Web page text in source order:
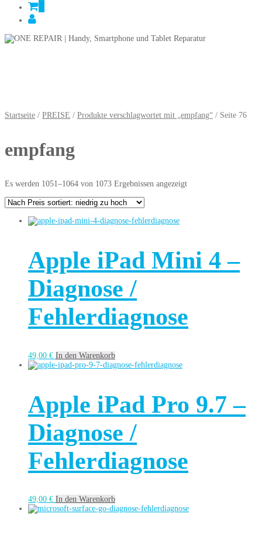
Startseite / PREISE / Produkte verschlagwortet mit „empfang“ / Seite 76
empfang
Es werden 1051–1064 von 1073 Ergebnissen angezeigt
Apple iPad Mini 4 –
Diagnose /
Fehlerdiagnose
49,00 € In den Warenkorb
Apple iPad Pro 9.7 –
Diagnose /
Fehlerdiagnose
49,00 € In den Warenkorb